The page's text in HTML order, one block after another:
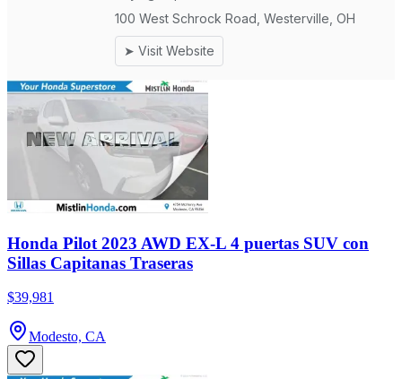
Honda Pilot 2023 AWD EX-L 4 puertas SUV con
Sillas Capitanas Traseras
$39,981
Modesto, CA